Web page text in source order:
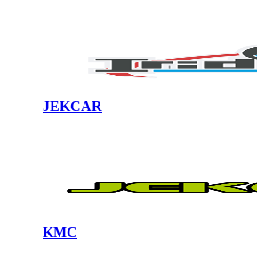
JEKCAR
KMC